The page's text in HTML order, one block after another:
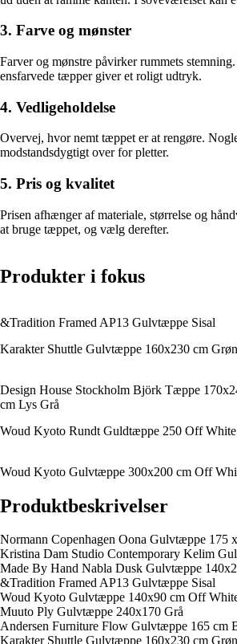
3. Farve og mønster
Farver og mønstre påvirker rummets
ensfarvede tæpper giver et roligt udtryk.
4. Vedligeholdelse
Overvej, hvor nemt tæppet er at rengøre.
modstandsdygtigt over for pletter.
5. Pris og kvalitet
Prisen afhænger af materiale, størrelse og
at bruge tæppet, og vælg derefter.
Produkter i fokus
&Tradition Framed AP13 Gulvtæppe Sisal
Karakter Shuttle Gulvtæppe 160x230 cm Grøn
Design House Stockholm Björk Tæppe
cm Lys Grå
Woud Kyoto Rundt Guldtæppe 250 Off White
Woud Kyoto Gulvtæppe 300x200 cm Off
Produktbeskrivelser
Normann Copenhagen Oona Gulvtæppe 175
Kristina Dam Studio Contemporary Kelim
Made By Hand Nabla Dusk Gulvtæppe
&Tradition Framed AP13 Gulvtæppe Sisal
Woud Kyoto Gulvtæppe 140x90 cm Off
Muuto Ply Gulvtæppe 240x170 Grå
Andersen Furniture Flow Gulvtæppe 165 cm
Karakter Shuttle Gulvtæppe 160x230 cm Grøn